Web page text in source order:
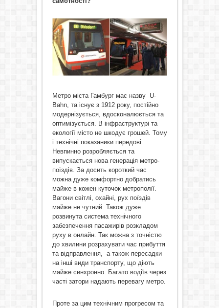
Метро міста Гамбург має назву U-
Bahn, та існує з 1912 року, постійно
модернізується, вдосконалюється та
оптимізується. В інфраструктурі та
екології місто не шкодує грошей. Тому
і технічні показаники передові.
Невпинно розробляється та
випускається нова генерація метро-
поїздів. За досить короткий час
можна дуже комфортно добратись
майже в кожен куточок метрополії.
Вагони світлі, охайні, рух поїздів
майже не чутний. Також дуже
розвинута система технічного
забезпечення пасажирів розкладом
руху в онлайн. Так можна з точністю
до хвилини розрахувати час прибуття
та відправлення, а також пересадки
на інші види транспорту, що діють
майже синхронно. Багато водіїв через
часті затори надають перевагу метро.
Проте за цим технічним прогресом та